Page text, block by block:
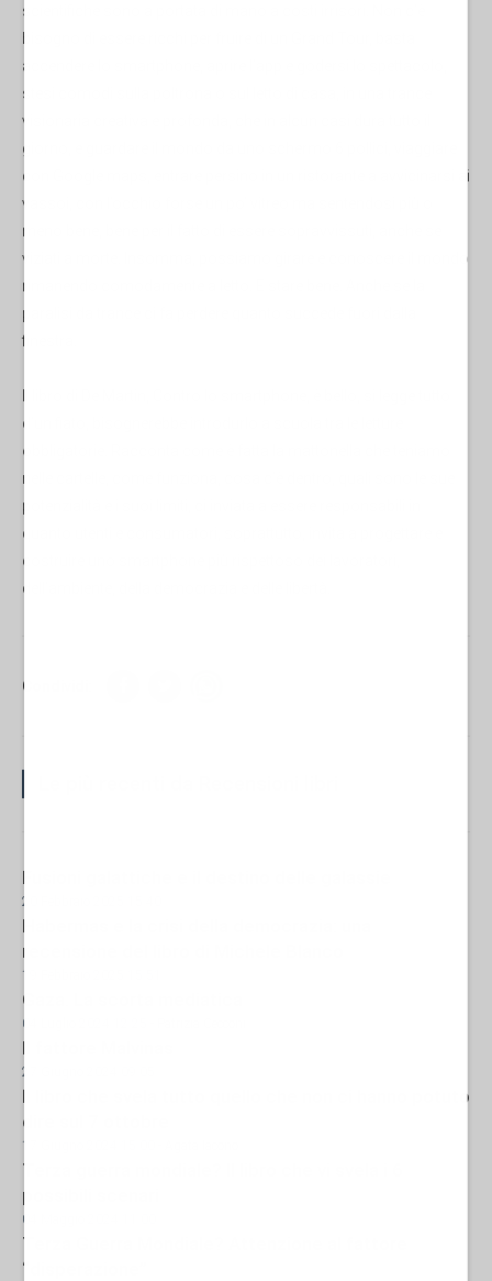
scientifiche sono a portata di mano a costi irrisori. Non c’è
accendere lo smartphone, aprire l’app e godersi lo spettacolo,
stesi comodi sulla poltrona o sul letto di casa, in una trance
visionaria creativa e profonda, che in alcun casi dura tutto il
giorno, e guardare il mondo da uno schermo 6 pollici, viaggiare
con Google maps, entrare persino in un ristorante a avvicinarsi ai
vassoi, con l’occhio forse un po’ vitreo ma sentendosi più o
meno bene, bene per il fatto di essere sopravvissuti, anche se
viziati a morte. Insomma, possiamo girare e conoscere il mondo
rimanendo comodamente a letto. E stare bene. Anche se la
paralisi da trance ci fa perdere quanto succede fuori dalla
finestra.
d’un fiato, bisognerebbe introdurlo a scuola tra le letture
obbligatorie. Racconta come è fatta la mattonella che teniamo
nelle cartelle, come funziona, cosa c’è dentro, quali sono le sue
potenzialità e i suoi limiti, ci inviata a essere responsabili in
quanto utenti e consumatori, soprattutto, invita a progettare e
costruire uno smartphone più rispettoso dei lavoratori,
dell’ambiente, della democrazia e delle libertà.
Condividi:
Fusioni galattiche e il destino delle galassie
20 Febbraio 2025 15:40
Habermas e la crisi della democrazia: una
recensione del libro di Michele Blanco
19 Febbraio 2025 15:51
Gaza. La scorta mediatica
04 Luglio 2024 12:25
Il fattore Malvinas
27 Giugno 2024 09:05
Il libro che svela tutto quello che non ci hanno potuto
dire sul 7 ottobre
17 Giugno 2024 15:00
Terza guerra mondiale? Il libro che vi svela i 6
possibili scenari
04 Maggio 2024 11:00
Terza Guerra Mondiale? Attenzione al fattore
“disperazione”